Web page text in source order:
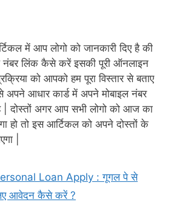
में आप लोगो को जानकारी दिए है की
नंबर लिंक कैसे करें इसकी पूरी ऑनलाइन
को आपको हम पूरा विस्तार से बताए
आधार कार्ड में अपने मोबाइल नंबर
अगर आप सभी लोगो को आज का
हो तो इस आर्टिकल को अपने दोस्तों के
|
Loan Apply : गूगल पे से
आवेदन कैसे करें ?